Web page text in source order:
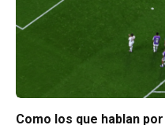
Como los que hablan